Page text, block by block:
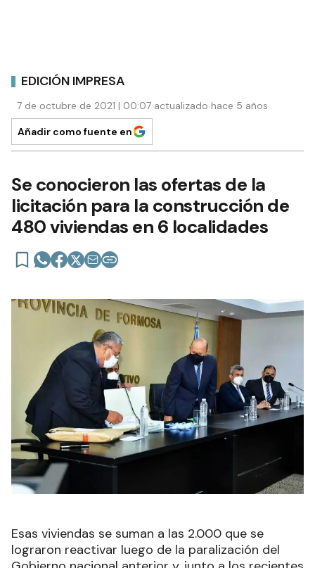
EDICIÓN IMPRESA
7 de octubre de 2021 | 00:07 actualizado hace 5 años
Añadir como fuente en
Se conocieron las ofertas de la
licitación para la construcción de
480 viviendas en 6 localidades
Esas viviendas se suman a las 2.000 que se
lograron reactivar luego de la paralización del